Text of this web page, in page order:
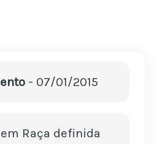
- 07/01/2015
Raça definida